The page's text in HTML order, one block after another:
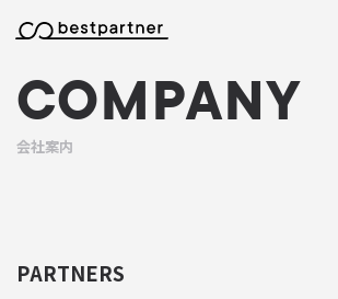
COMPANY
会社案内
PARTNERS